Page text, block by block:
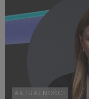
AKTUALNOŚCI